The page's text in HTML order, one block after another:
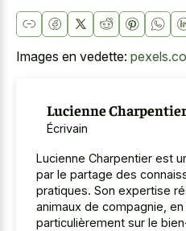
Images en vedette:
Lucienne Charpentier
Écrivain
Lucienne Charpentier est
par le partage des
pratiques. Son expertise
animaux de compagnie,
particulièrement sur le